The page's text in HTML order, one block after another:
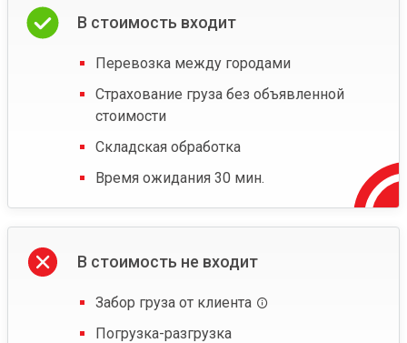
В стоимость входит
Перевозка между городами
Страхование груза без объявленной
стоимости
Складская обработка
Время ожидания 30 мин.
В стоимость не входит
Забор груза от клиента
Погрузка-разгрузка